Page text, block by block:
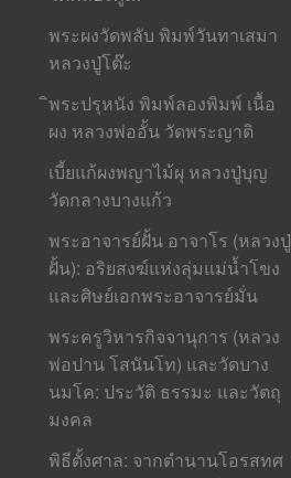
พระผงวัดพลับ พิมพ์วันทาเสมา
หลวงปู่โต๊ะ
ิพระปรุหนัง พิมพ์ลองพิมพ์ เนื้อ
ผง หลวงพ่ออั้น วัดพระญาติ
เบี้ยแก้ผงพญาไม้ผุ หลวงปู่บุญ
วัดกลางบางแก้ว
พระอาจารย์ฝั้น อาจาโร (หลวงปู่
ฝั้น): อริยสงฆ์แห่งลุ่มแม่น้ำโขง
และศิษย์เอกพระอาจารย์มั่น
พระครูวิหารกิจจานุการ (หลวง
พ่อปาน โสนันโท) และวัดบาง
นมโค: ประวัติ ธรรมะ และวัตถุ
มงคล
พิธีตั้งศาล: จากตำนานโอรสทศ